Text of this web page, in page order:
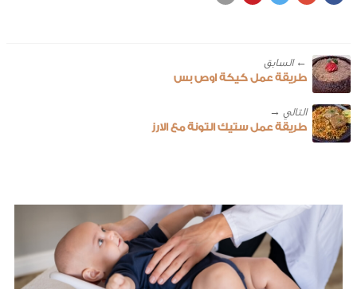
← ‎السابق
طريقة عمل كيكة اوص بس
طريقة عمل ستيك التونة مع الارز